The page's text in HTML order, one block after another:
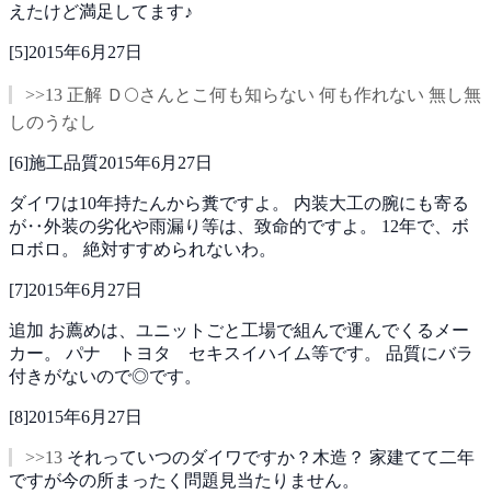
えたけど満足してます♪
[5]2015年6月27日
>>13 正解 Ｄ🌕さんとこ何も知らない 何も作れない 無し無
しのうなし
[6]施工品質2015年6月27日
ダイワは10年持たんから糞ですよ。 内装大工の腕にも寄る
が‥外装の劣化や雨漏り等は、致命的ですよ。 12年で、ボ
ロボロ。 絶対すすめられないわ。
[7]2015年6月27日
追加 お薦めは、ユニットごと工場で組んで運んでくるメー
カー。 パナ トヨタ セキスイハイム等です。 品質にバラ
付きがないので◎です。
[8]2015年6月27日
>>13 それっていつのダイワですか？木造？ 家建てて二年
ですが今の所まったく問題見当たりません。